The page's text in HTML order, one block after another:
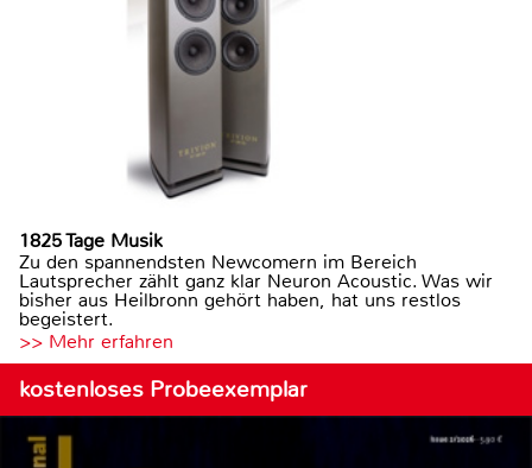
1825 Tage Musik
Zu den spannendsten Newcomern im Bereich
Lautsprecher zählt ganz klar Neuron Acoustic. Was wir
bisher aus Heilbronn gehört haben, hat uns restlos
begeistert.
>> Mehr erfahren
kostenloses Probeexemplar